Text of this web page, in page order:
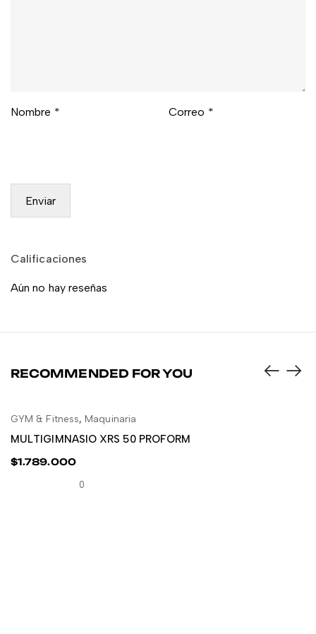
Nombre * Correo *
Calificaciones
Aún no hay reseñas
RECOMMENDED FOR YOU
LEER MÁS
GYM & Fitness,Maquinaria
MULTIGIMNASIO XRS 50 PROFORM
$1.789.000
0